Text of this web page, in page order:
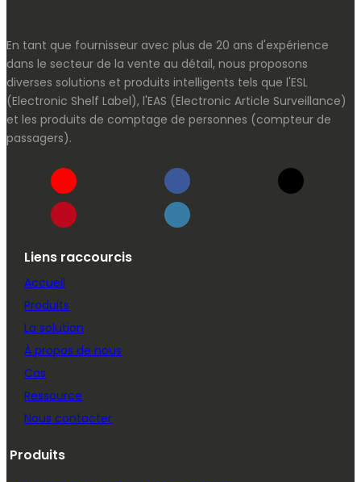
En tant que fournisseur avec plus de 20 ans d'expérience
dans le secteur de la vente au détail, nous proposons
diverses solutions et produits intelligents tels que l'ESL
(Electronic Shelf Label), l'EAS (Electronic Article Surveillance)
et les produits de comptage de personnes (compteur de
passagers).
Liens raccourcis
Accueil
Produits
La solution
À propos de nous
Cas
Ressource
Nous contacter
Produits